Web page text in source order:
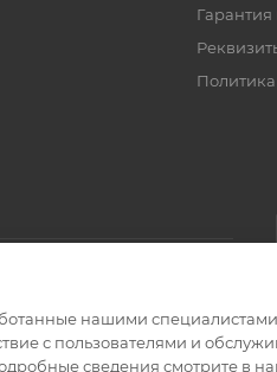
Гарантия
Политика
нашими
с пользователями и
сведения смотрите в